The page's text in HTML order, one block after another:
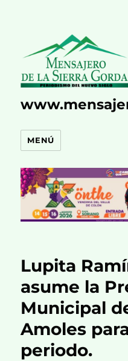
MENÚ
Lupita
asume la
Municipal
Amoles
periodo.